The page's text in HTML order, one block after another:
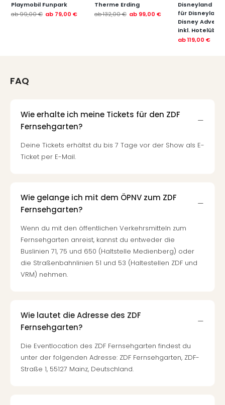
Playmobil Funpark
ab99,00 € ab 79,00 €
Therme Erding
ab132,00 € ab 99,00 €
Disneyland
für
Disney
inkl.
ab119,00 €
FAQ
Wie erhalte ich meine Tickets für den ZDF
Fernsehgarten?
Deine Tickets erhältst du bis 7 Tage vor der Show als E-
Ticket per E-Mail.
Wie gelange ich mit dem ÖPNV zum ZDF
Fernsehgarten?
Wenn du mit den öffentlichen Verkehrsmitteln zum
Fernsehgarten anreist, kannst du entweder die
Buslinien 71, 75 und 650 (Haltstelle Medienberg) oder
die Straßenbahnlinien 51 und 53 (Haltestellen ZDF und
VRM) nehmen.
Wie lautet die Adresse des ZDF
Fernsehgarten?
Die Eventlocation des ZDF Fernsehgarten findest du
unter der folgenden Adresse: ZDF Fernsehgarten, ZDF-
Straße 1, 55127 Mainz, Deutschland.